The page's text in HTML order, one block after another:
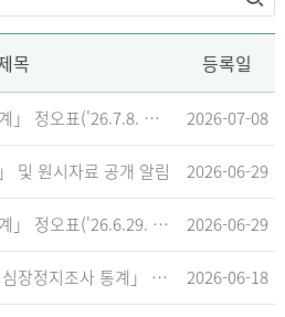
목 등록일
「2024 퇴원손상통계」 정오표('26.7.8. 기준) 2026-07-08
및 원시자료 공개 알림 2026-06-29
「2023 퇴원손상통계」 정오표('26.6.29. 기준) 2026-06-29
「2025 상반기 급성심장정지조사 통계」 공표 2026-06-18